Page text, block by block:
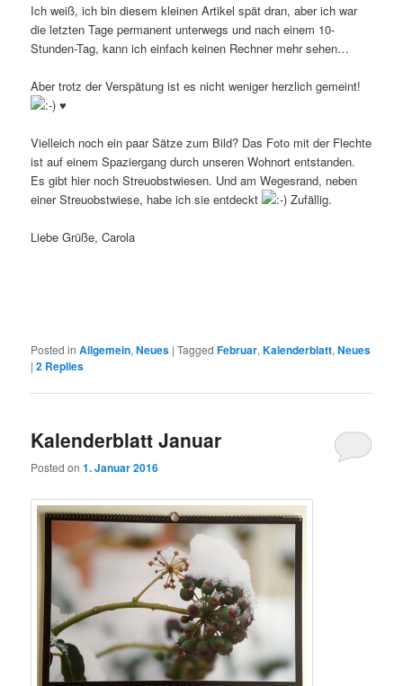
Ich weiß, ich bin diesem kleinen Artikel spät dran, aber ich war
die letzten Tage permanent unterwegs und nach einem 10-
Stunden-Tag, kann ich einfach keinen Rechner mehr sehen…
Aber trotz der Verspätung ist es nicht weniger herzlich gemeint!
♥
Vielleich noch ein paar Sätze zum Bild? Das Foto mit der Flechte
ist auf einem Spaziergang durch unseren Wohnort entstanden.
Es gibt hier noch Streuobstwiesen. Und am Wegesrand, neben
einer Streuobstwiese, habe ich sie entdeckt
Zufällig.
Liebe Grüße, Carola
Posted in Allgemein,Neues |Tagged Februar,Kalenderblatt,Neues
|2 Replies
Kalenderblatt Januar
Posted on1. Januar 2016